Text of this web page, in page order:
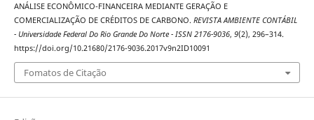
ANÁLISE ECONÔMICO-FINANCEIRA MEDIANTE GERAÇÃO E
COMERCIALIZAÇÃO DE CRÉDITOS DE CARBONO. REVISTA AMBIENTE CONTÁBIL
- Universidade Federal Do Rio Grande Do Norte - ISSN 2176-9036, 9(2), 296–314.
https://doi.org/10.21680/2176-9036.2017v9n2ID10091
Fomatos de Citação